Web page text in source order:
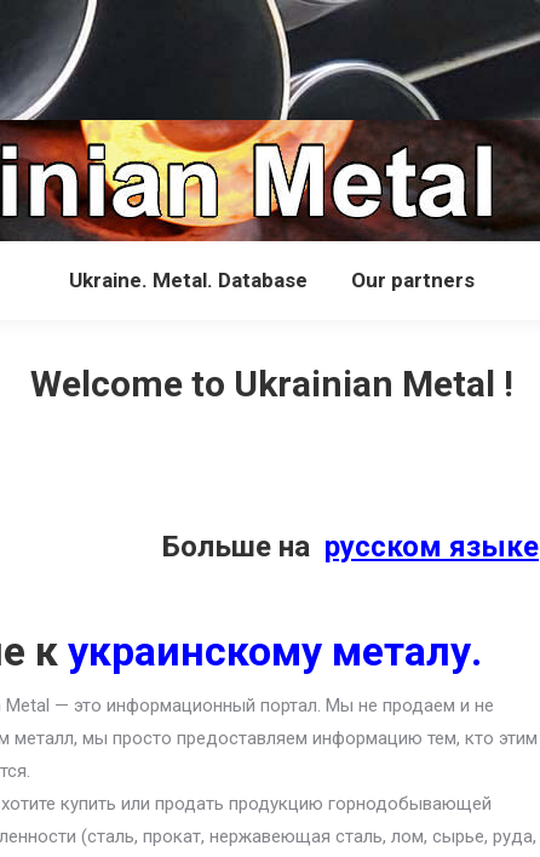
Ukraine. Metal. Database Our partners
Welcome to Ukrainian Metal !
Больше на русском языке
к украинскому металу.
Metal — это информационный портал. Мы не продаем и не
металл, мы просто предоставляем информацию тем, кто этим
купить или продать продукцию горнодобывающей
(сталь, прокат, нержавеющая сталь, лом, сырье, руда,